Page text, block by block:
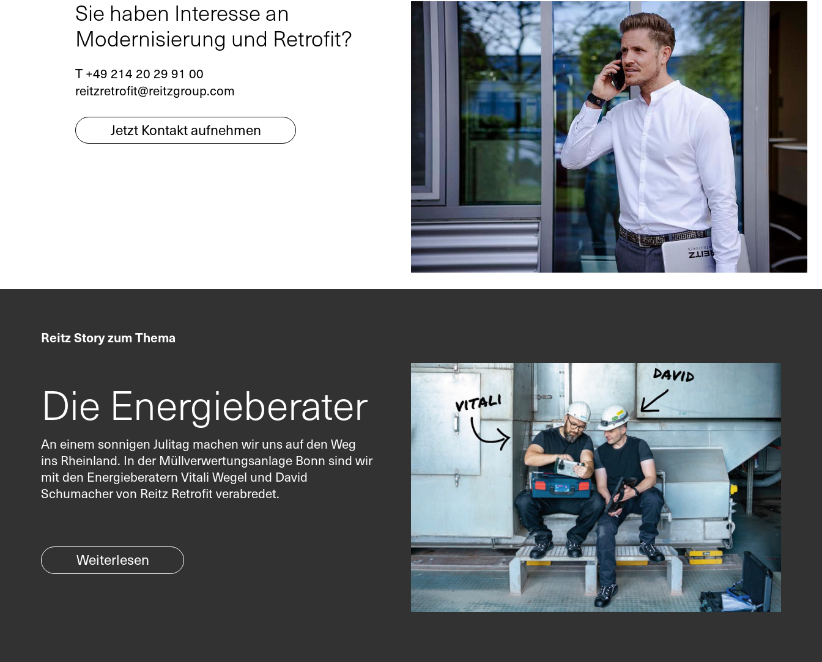
Sie haben Interesse an
Modernisierung und Retrofit?
T +49 214 20 29 91 00
reitzretrofit@reitzgroup.com
Jetzt Kontakt aufnehmen
Reitz Story zum Thema
Die Energieberater
An einem sonnigen Julitag machen wir uns auf den Weg
ins Rheinland. In der Müllverwertungsanlage Bonn sind wir
mit den Energieberatern Vitali Wegel und David
Schumacher von Reitz Retrofit verabredet.
Weiterlesen